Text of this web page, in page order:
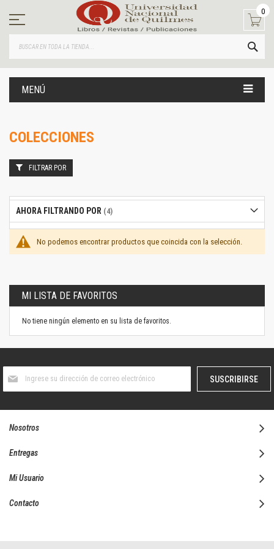
contenido
0
MENÚ
COLECCIONES
No podemos encontrar productos que coincida con la selección.
FILTRAR POR
AHORA FILTRANDO POR
MI LISTA DE FAVORITOS
No tiene ningún elemento en su lista de favoritos.
boletín
SUSCRIBIRSE
Nosotros
Entregas
Mi Usuario
Contacto